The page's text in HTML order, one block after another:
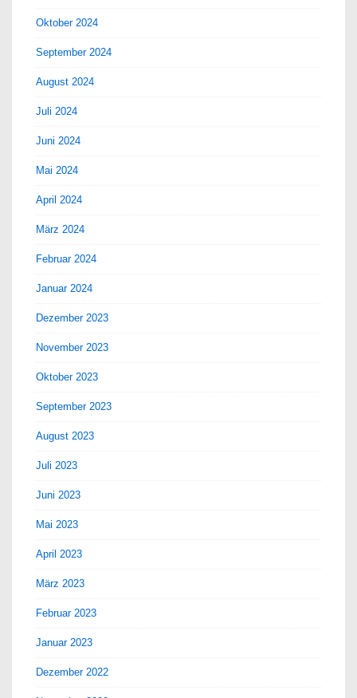
Oktober 2024
September 2024
August 2024
Juli 2024
Juni 2024
Mai 2024
April 2024
März 2024
Februar 2024
Januar 2024
Dezember 2023
November 2023
Oktober 2023
September 2023
August 2023
Juli 2023
Juni 2023
Mai 2023
April 2023
März 2023
Februar 2023
Januar 2023
Dezember 2022